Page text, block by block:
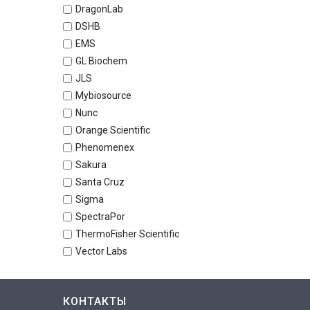
DragonLab
DSHB
EMS
GL Biochem
JLS
Mybiosource
Nunc
Orange Scientific
Phenomenex
Sakura
Santa Cruz
Sigma
SpectraPor
ThermoFisher Scientific
Vector Labs
КОНТАКТЫ